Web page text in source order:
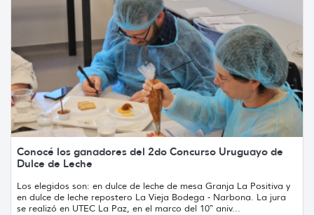
Conocé los ganadores del 2do Concurso Uruguayo de
Dulce de Leche
Los elegidos son: en dulce de leche de mesa Granja La Positiva y
en dulce de leche repostero La Vieja Bodega - Narbona. La jura
se realizó en UTEC La Paz, en el marco del 10º aniv...